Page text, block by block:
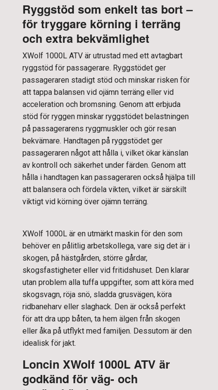
Ryggstöd som enkelt tas bort –
för tryggare körning i terräng
och extra bekvämlighet
XWolf 1000L ATV är utrustad med ett avtagbart
ryggstöd för passagerare. Ryggstödet ger
passageraren stadigt stöd och minskar risken för
att tappa balansen vid ojämn terräng eller vid
acceleration och bromsning. Genom att erbjuda
stöd för ryggen minskar ryggstödet belastningen
på passagerarens ryggmuskler och gör resan
bekvämare. Handtagen på ryggstödet ger
passageraren något att hålla i, vilket ökar känslan
av kontroll och säkerhet under färden. Genom att
hålla i handtagen kan passageraren också hjälpa till
att balansera och fördela vikten, vilket är särskilt
viktigt vid körning över ojämn terräng.
XWolf 1000L är en utmärkt maskin för den som
behöver en pålitlig arbetskollega, vare sig det är i
skogen, på hästgården, större gårdar,
skogsfastigheter eller vid fritidshuset. Den klarar
utan problem alla tuffa uppgifter, som att köra med
skogsvagn, röja snö, sladda grusvägen, köra
ridbaneharv eller slaghack. Den är också perfekt
för att dra upp båten, ta hem älgen från skogen
eller åka på utflykt med familjen. Dessutom är den
idealisk för jakt.
Loncin XWolf 1000L ATV är
godkänd för väg- och